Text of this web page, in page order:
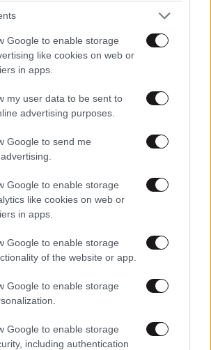
Google to enable storage
like cookies on web or
in apps.
my user data to be sent to
advertising purposes.
Google to send me
Google to enable storage
like cookies on web or
in apps.
Google to enable storage
of the website or app.
Google to enable storage
Google to enable storage
including authentication
14:50
που θα πληρώνουν θα
15:34
με σχήμα του παλιού μου
ευνόητους λόγους!